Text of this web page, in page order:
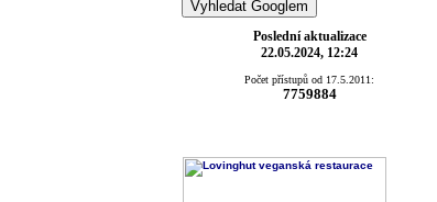
Poslední aktualizace
22.05.2024, 12:24
Počet přístupů od 17.5.2011:
7759884